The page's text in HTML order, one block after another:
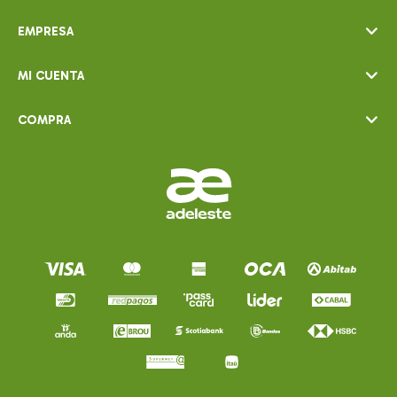
EMPRESA
MI CUENTA
COMPRA